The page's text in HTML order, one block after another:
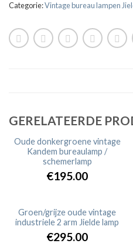
Categorie:Vintage bureau lampen
GERELATEERDE
Oude donkergroene vintage
Kandem bureaulamp /
schemerlamp
€195.00
UITVERKOCHT
Groen/grijze oude vintage
industriele 2 arm Jielde lamp
€295.00